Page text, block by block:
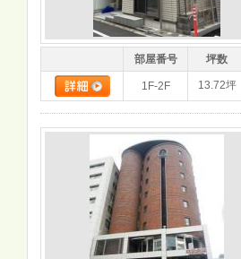
部屋番号 坪数
1F-2F 13.72坪